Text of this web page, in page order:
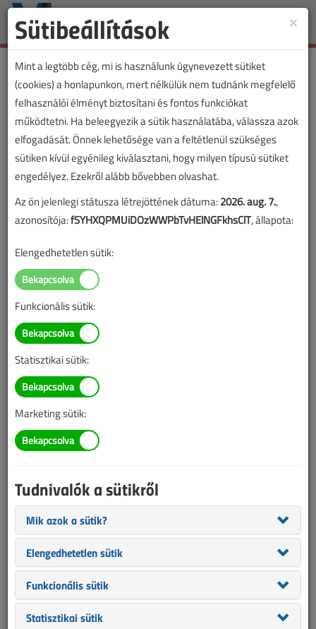
Toggle
dr. Czibolya László
1653 |
dr. Czibolya László cikkei
A paksi bővítésről - láss tisztán!
2014. január 15. |
Hírek, 2014. január
A Paksi Atomerőmű bővítése
2013. augusztus 14. |
×
Sütibeállítások
Mint a legtöbb cég, mi is használunk úgynevezett sütiket
(cookies) a honlapunkon, mert nélkülük nem tudnánk megfelelő
felhasználói élményt biztosítani és fontos funkciókat
működtetni. Ha beleegyezik a sütik használatába, válassza azok
elfogadását. Önnek lehetősége van a feltétlenül szükséges
sütiken kívül egyénileg kiválasztani, hogy milyen típusú sütiket
engedélyez. Ezekről alább bővebben olvashat.
Az ön jelenlegi státusza létrejöttének dátuma:2026. aug. 7.,
azonosítója:fSYHXQPMUiDOzWWPbTvHElNGFkhsClT, állapota:
Elengedhetetlen sütik:
Funkcionális sütik:
Statisztikai sütik:
Marketing sütik:
Tudnivalók a sütikről
Mik azok a sütik?
Elengedhetetlen sütik
Funkcionális sütik
Statisztikai sütik